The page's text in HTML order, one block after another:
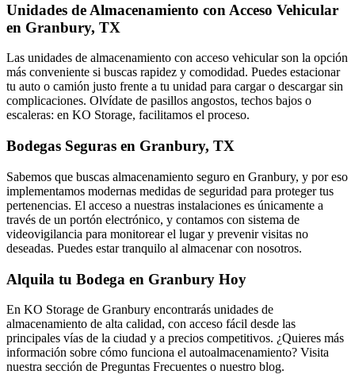
Unidades de Almacenamiento con Acceso Vehicular
en Granbury, TX
Las unidades de almacenamiento con acceso vehicular son la opción
más conveniente si buscas rapidez y comodidad. Puedes estacionar
tu auto o camión justo frente a tu unidad para cargar o descargar sin
complicaciones. Olvídate de pasillos angostos, techos bajos o
escaleras: en KO Storage, facilitamos el proceso.
Bodegas Seguras en Granbury, TX
Sabemos que buscas almacenamiento seguro en Granbury, y por eso
implementamos modernas medidas de seguridad para proteger tus
pertenencias. El acceso a nuestras instalaciones es únicamente a
través de un portón electrónico, y contamos con sistema de
videovigilancia para monitorear el lugar y prevenir visitas no
deseadas. Puedes estar tranquilo al almacenar con nosotros.
Alquila tu Bodega en Granbury Hoy
En KO Storage de Granbury encontrarás unidades de
almacenamiento de alta calidad, con acceso fácil desde las
principales vías de la ciudad y a precios competitivos. ¿Quieres más
información sobre cómo funciona el autoalmacenamiento? Visita
nuestra sección de Preguntas Frecuentes o nuestro blog.